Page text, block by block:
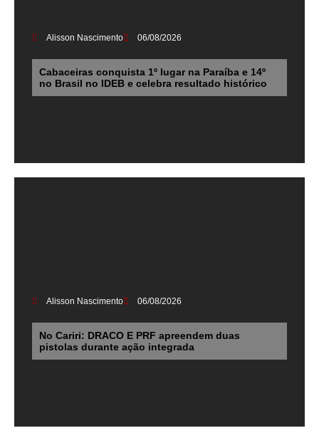
Alisson Nascimento 06/08/2026
Cabaceiras conquista 1º lugar na Paraíba e 14º
no Brasil no IDEB e celebra resultado histórico
Alisson Nascimento 06/08/2026
No Cariri: DRACO E PRF apreendem duas
pistolas durante ação integrada